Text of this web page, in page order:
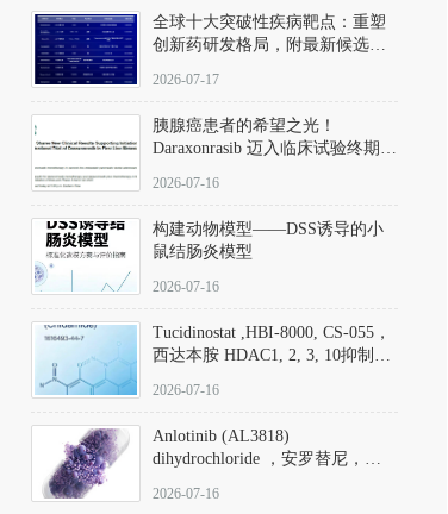
全球十大突破性疾病靶点：重塑
创新药研发格局，附最新候选分
2026-07-17
胰腺癌患者的希望之光！
Daraxonrasib 迈入临床试验终期阶
2026-07-16
构建动物模型——DSS诱导的小
鼠结肠炎模型
2026-07-16
Tucidinostat ,HBI-8000, CS-055，
西达本胺 HDAC1, 2, 3, 10抑制剂
D808567) - DKM活性分子
2026-07-16
Anlotinib (AL3818)
dihydrochloride ，安罗替尼，
Hydrochloride实验方法步骤SOP
2026-07-16